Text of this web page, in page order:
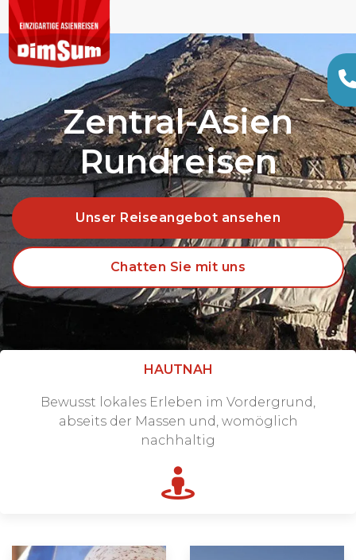
Zentral-Asien
Rundreisen
Unser Reiseangebot ansehen
Chatten Sie mit uns
HAUTNAH
Bewusst lokales Erleben im Vordergrund,
abseits der Massen und, womöglich
nachhaltig